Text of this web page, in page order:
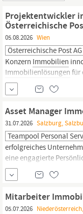
Projektentwickler
Österreichische
05.08.2026 Wien
Österreichische Post AG
Konzern Immobilien
Immobilienlösungen für
Österreichs. Die
strategisch bedeutende
hinweg.
Asset Manager
31.07.2026 Salzburg,
Teampool Personal
erfolgreiches
eine engagierte
(m/w/d). Asset Manager
Salzburg Arbeitszeit 40.0
Weiterentwicklung
Mitarbeiter
05.07.2026